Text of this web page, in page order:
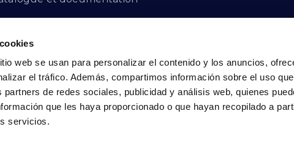
web se usan para personalizar el contenido y los anuncios,
el tráfico. Además, compartimos información sobre el uso
partners de redes sociales, publicidad y análisis web, quienes
que les haya proporcionado o que hayan recopilado a
servicios.
des plaintes
- FR